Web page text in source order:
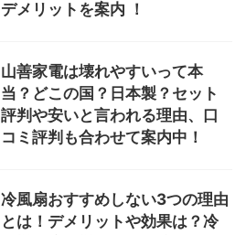
判も合わせて案内！
ハンディファン意味ないって本
当？涼しくない・デメリットや
逆効果は？うるさい？うるさく
ない？発火・爆発する？口コミ
ウォーターピーリング買っては